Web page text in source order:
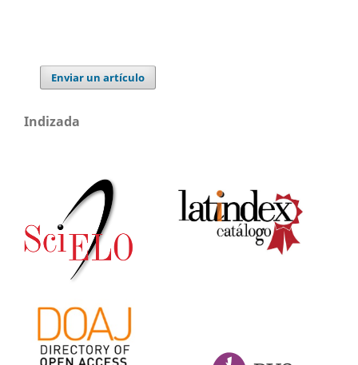
Enviar un artículo
Indizada